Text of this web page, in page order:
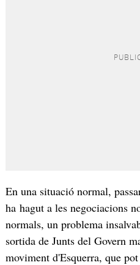
En una situació normal,
ha hagut a les negociacions
normals, un problema
sortida de Junts del Govern
moviment d'Esquerra, que